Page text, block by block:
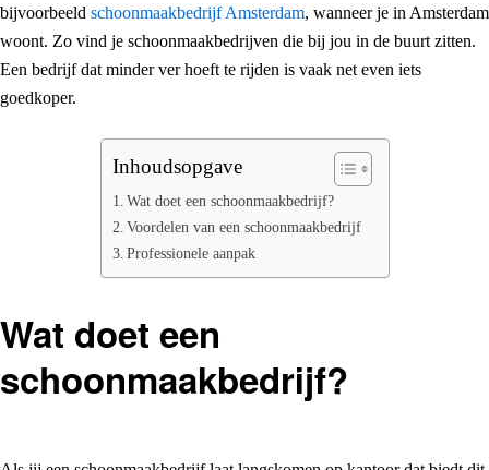
bijvoorbeeld schoonmaakbedrijf Amsterdam, wanneer je in Amsterdam
woont. Zo vind je schoonmaakbedrijven die bij jou in de buurt zitten.
Een bedrijf dat minder ver hoeft te rijden is vaak net even iets
goedkoper.
Inhoudsopgave
Wat doet een schoonmaakbedrijf?
Voordelen van een schoonmaakbedrijf
Professionele aanpak
Wat doet een
schoonmaakbedrijf?